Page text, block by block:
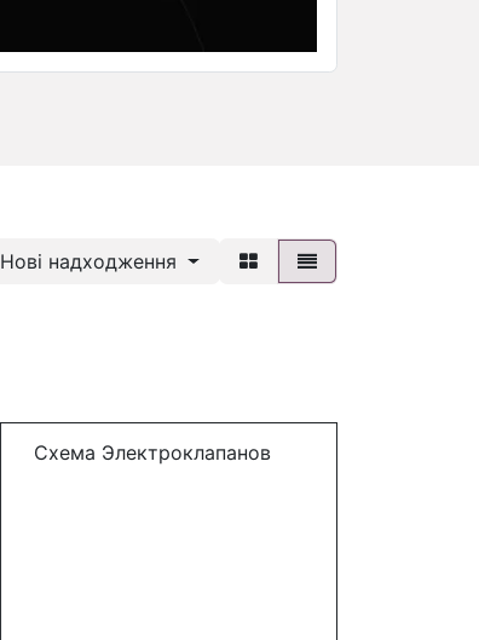
Нові надходження
Схема Электроклапанов